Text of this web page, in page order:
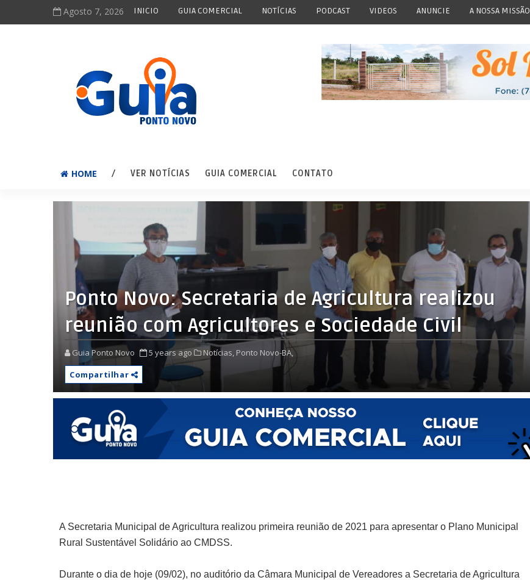
Agosto 7, 2026 INICIO GUIA COMERCIAL NOTÍCIAS PODCAST VIDEOS ANUNCIE A NOSSA MISSÃO
HOME / VER NOTÍCIAS GUIA COMERCIAL CONTATO
Ponto Novo: Secretaria de Agricultura realizou
reunião com Agricultores e Sociedade Civil
Guia Ponto Novo 5 years ago Notícias, Ponto Novo-BA,
Compartilhar
A Secretaria Municipal de Agricultura realizou primeira reunião de 2021 para apresentar o Plano Municipal
Rural Sustentável Solidário ao CMDSS.
Durante o dia de hoje (09/02), no auditório da Câmara Municipal de Vereadores a Secretaria de Agricultura